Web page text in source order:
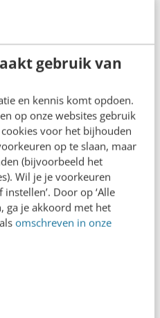
gebruik van
en kennis komt opdoen.
op onze websites gebruik
voor het bijhouden
op te slaan, maar
(bijvoorbeeld het
Wil je je voorkeuren
Door op ‘Alle
ga je akkoord met het
omschreven in onze